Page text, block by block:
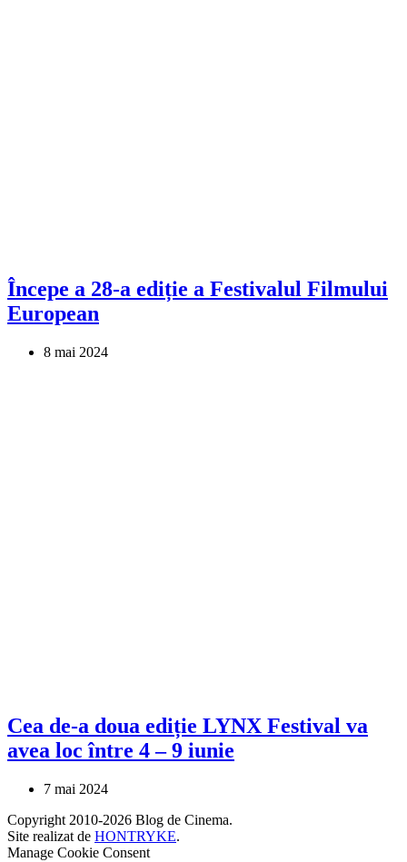
Începe a 28-a ediție a Festivalul Filmului
European
8 mai 2024
Cea de-a doua ediție LYNX Festival va
avea loc între 4 – 9 iunie
7 mai 2024
Copyright 2010-2026 Blog de Cinema.
Site realizat de HONTRYKE.
Manage Cookie Consent